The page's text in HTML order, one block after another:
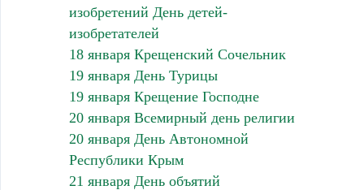
изобретений День детей-
изобретателей
18 января Крещенский Сочельник
19 января День Турицы
19 января Крещение Господне
20 января Всемирный день религии
20 января День Автономной
Республики Крым
21 января День объятий